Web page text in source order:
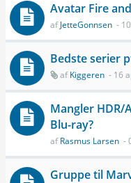
Avatar Fire
afJetteGonnsen -
Bedste serier
afKiggeren - 16
Mangler HDR/
Blu-ray?
afRasmus Larsen -
Gruppe til